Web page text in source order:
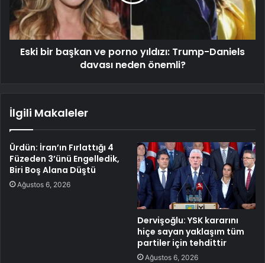
Eski bir başkan ve porno yıldızı: Trump-Daniels
davası neden önemli?
İlgili Makaleler
Ürdün: İran’ın Fırlattığı 4
Füzeden 3’ünü Engelledik,
Biri Boş Alana Düştü
Ağustos 6, 2026
Dervişoğlu: YSK kararını
hiçe sayan yaklaşım tüm
partiler için tehdittir
Ağustos 6, 2026